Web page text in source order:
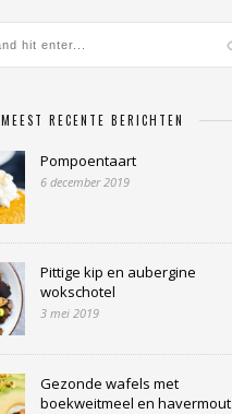
MEEST RECENTE BERICHTEN
Pompoentaart
6 december 2019
Pittige kip en aubergine
wokschotel
3 mei 2019
Gezonde wafels met
boekweitmeel en havermout